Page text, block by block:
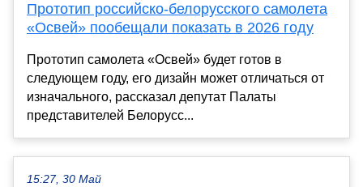
Прототип российско-белорусского самолета
«Освей» пообещали показать в 2026 году
Прототип самолета «Освей» будет готов в
следующем году, его дизайн может отличаться от
изначального, рассказал депутат Палаты
представителей Белорусс...
15:27, 30 Май